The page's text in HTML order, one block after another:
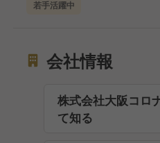
若手活躍中
会社情報
株式会社大阪コロ
て知る